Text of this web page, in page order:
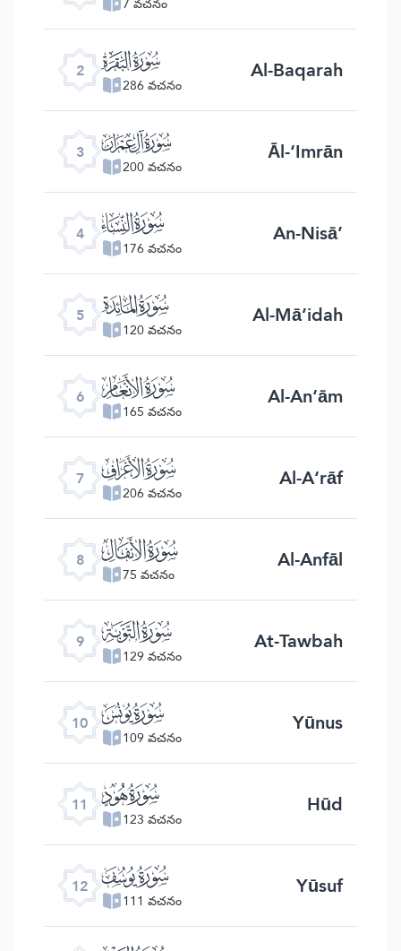
2 ﮎ
286 వచనం Al-Baqarah
3 ﮏ
200 వచనం Āl-‘Imrān
4 ﮐ
176 వచనం An-Nisā’
5 ﮑ
120 వచనం Al-Mā’idah
6 ﮒ
165 వచనం Al-An‘ām
7 ﮓ
206 వచనం Al-A‘rāf
8 ﮔ
75 వచనం Al-Anfāl
9 ﮕ
129 వచనం At-Tawbah
10 ﮖ
109 వచనం Yūnus
11 ﮗ
123 వచనం Hūd
12 ﮘ
111 వచనం Yūsuf